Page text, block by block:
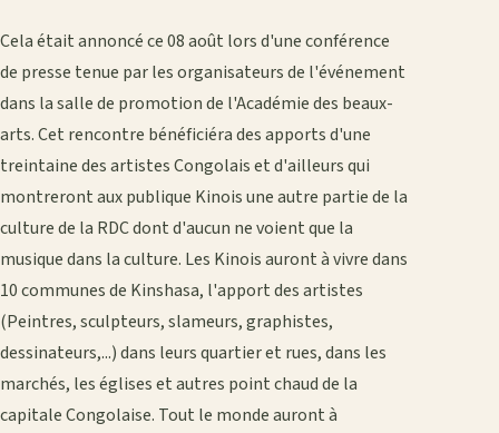
Cela était annoncé ce 08 août lors d'une conférence
de presse tenue par les organisateurs de l'événement
dans la salle de promotion de l'Académie des beaux-
arts. Cet rencontre bénéficiéra des apports d'une
treintaine des artistes Congolais et d'ailleurs qui
montreront aux publique Kinois une autre partie de la
culture de la RDC dont d'aucun ne voient que la
musique dans la culture. Les Kinois auront à vivre dans
10 communes de Kinshasa, l'apport des artistes
(Peintres, sculpteurs, slameurs, graphistes,
dessinateurs,...) dans leurs quartier et rues, dans les
marchés, les églises et autres point chaud de la
capitale Congolaise. Tout le monde auront à